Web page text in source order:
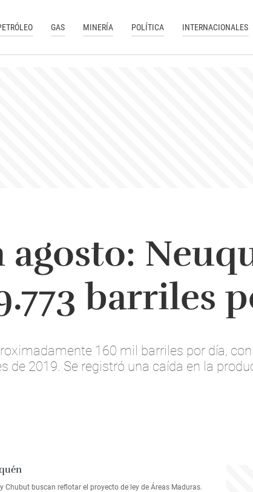
GAS MINERÍA POLÍTICA INTERNACIONALES
agosto:
barriles
160 mil barriles por día,
de 2019. Se registró una caída en la
Chubut buscan reflotar el proyecto de ley de Áreas Maduras.